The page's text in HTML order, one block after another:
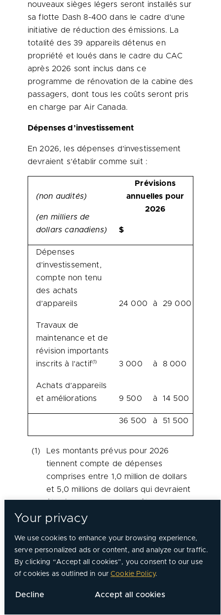
Your privacy
We use cookies to enhance your browsing experience,
serve personalized ads or content, and analyze our traffic.
By clicking “Accept all cookies”, you consent to our use
of cookies as outlined in ourCookie Policy.
Decline Accept all cookies
nouveaux sièges légers seront installés sur
sa flotte Dash 8-400 dans le cadre d’une
initiative de réduction des émissions. La
totalité des 39 appareils détenus en
propriété et loués dans le cadre du CAC
après 2026 sont inclus dans ce
programme de rénovation de la cabine des
passagers, dont tous les coûts seront pris
en charge par Air Canada.
Dépenses d’investissement
En 2026, les dépenses d’investissement
devraient s’établir comme suit :
(non audités)
(en milliers de
dollars canadiens)
Prévisions
annuelles pour
2026
$
Dépenses
d’investissement,
compte non tenu
des achats
d’appareils
24 000 à 29 000
Travaux de
maintenance et de
révision importants
inscrits à l’actif(1) 3 000 à 8 000
Achats d’appareils
et améliorations
9 500 à 14 500
36 500 à 51 500
(1)
Les montants prévus pour 2026
tiennent compte de dépenses
comprises entre 1,0 million de dollars
et 5,0 millions de dollars qui devraient
être incluses dans les coûts
contrôlables et récupérés par le biais
Utilisation de termes définis
Les termes clés utilisés dans le présent
communiqué sans y être définis ont le sens